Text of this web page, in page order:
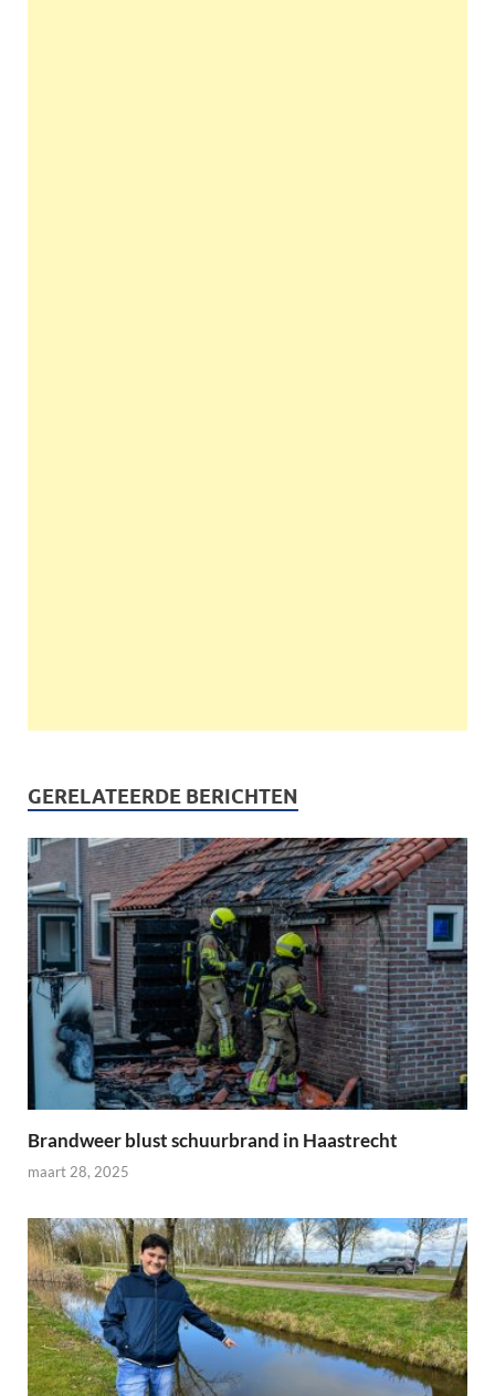
GERELATEERDE BERICHTEN
Brandweer blust schuurbrand in Haastrecht
maart 28, 2025